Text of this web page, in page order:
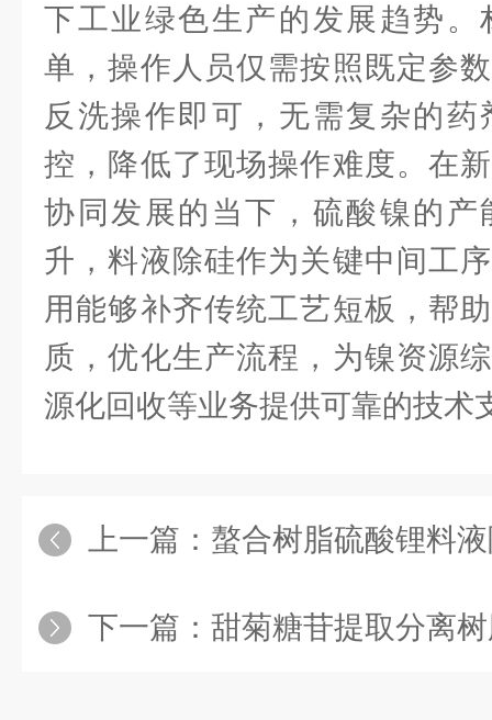
下工业绿色生产的发展趋势。
单，操作人员仅需按照既定参
反洗操作即可，无需复杂的
控，降低了现场操作难度。在
协同发展的当下，硫酸镍的产
升，料液除硅作为关键中间工
用能够补齐传统工艺短板，帮
质，优化生产流程，为镍资源
源化回收等业务提供可靠的技术
上一篇： 螯合树脂硫酸锂料液除钙镁
下一篇： 甜菊糖苷提取分离树脂的